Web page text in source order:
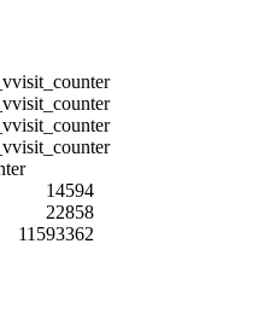
14594
22858
11593362